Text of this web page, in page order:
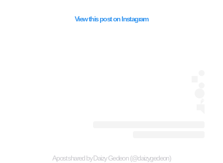
View this post on Instagram
A post shared by Daizy Gedeon (@daizygedeon)